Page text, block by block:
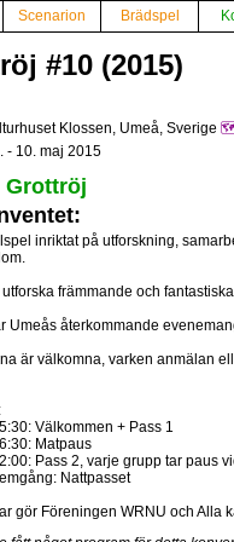
Scenarion Brädspel
#10 (2015)
Klossen, Umeå, Sverige
- 10. maj 2015
Grottröj
inriktat på utforskning,
utforska främmande och
Umeås återkommande
är välkomna, varken anmälan
Välkommen + Pass 1
Matpaus
Pass 2, varje grupp tar paus
Nattpasset
gör Föreningen WRNU och Alla